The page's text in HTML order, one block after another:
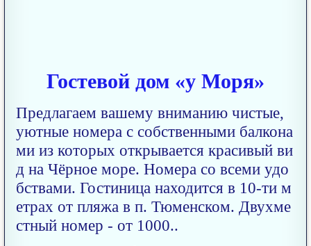
Гостевой дом «у Моря»
Предлагаем вашему вниманию чистые,
уютные номера с собственными балкона
ми из которых открывается красивый ви
д на Чёрное море. Номера со всеми удо
бствами. Гостиница находится в 10-ти м
етрах от пляжа в п. Тюменском. Двухме
стный номер - от 1000..